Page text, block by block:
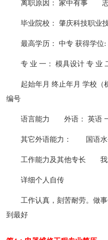
离职原因： 家中有事
毕业院校： 肇庆科技职业
最高学历： 中专 获得学位
专 业 一： 模具设计 专 业
起始年月 终止年月 学校（
编号
语言能力 外语： 英语
其它外语能力： 国语
工作能力及其他专长
详细个人自传
工作认真，刻苦耐劳。做
到最好